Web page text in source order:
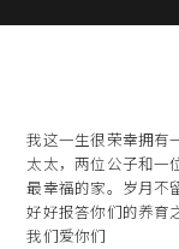
我这一生很荣幸拥有
太太，两位公子和一
最幸福的家。岁月不
好好报答你们的养育
我们爱你们